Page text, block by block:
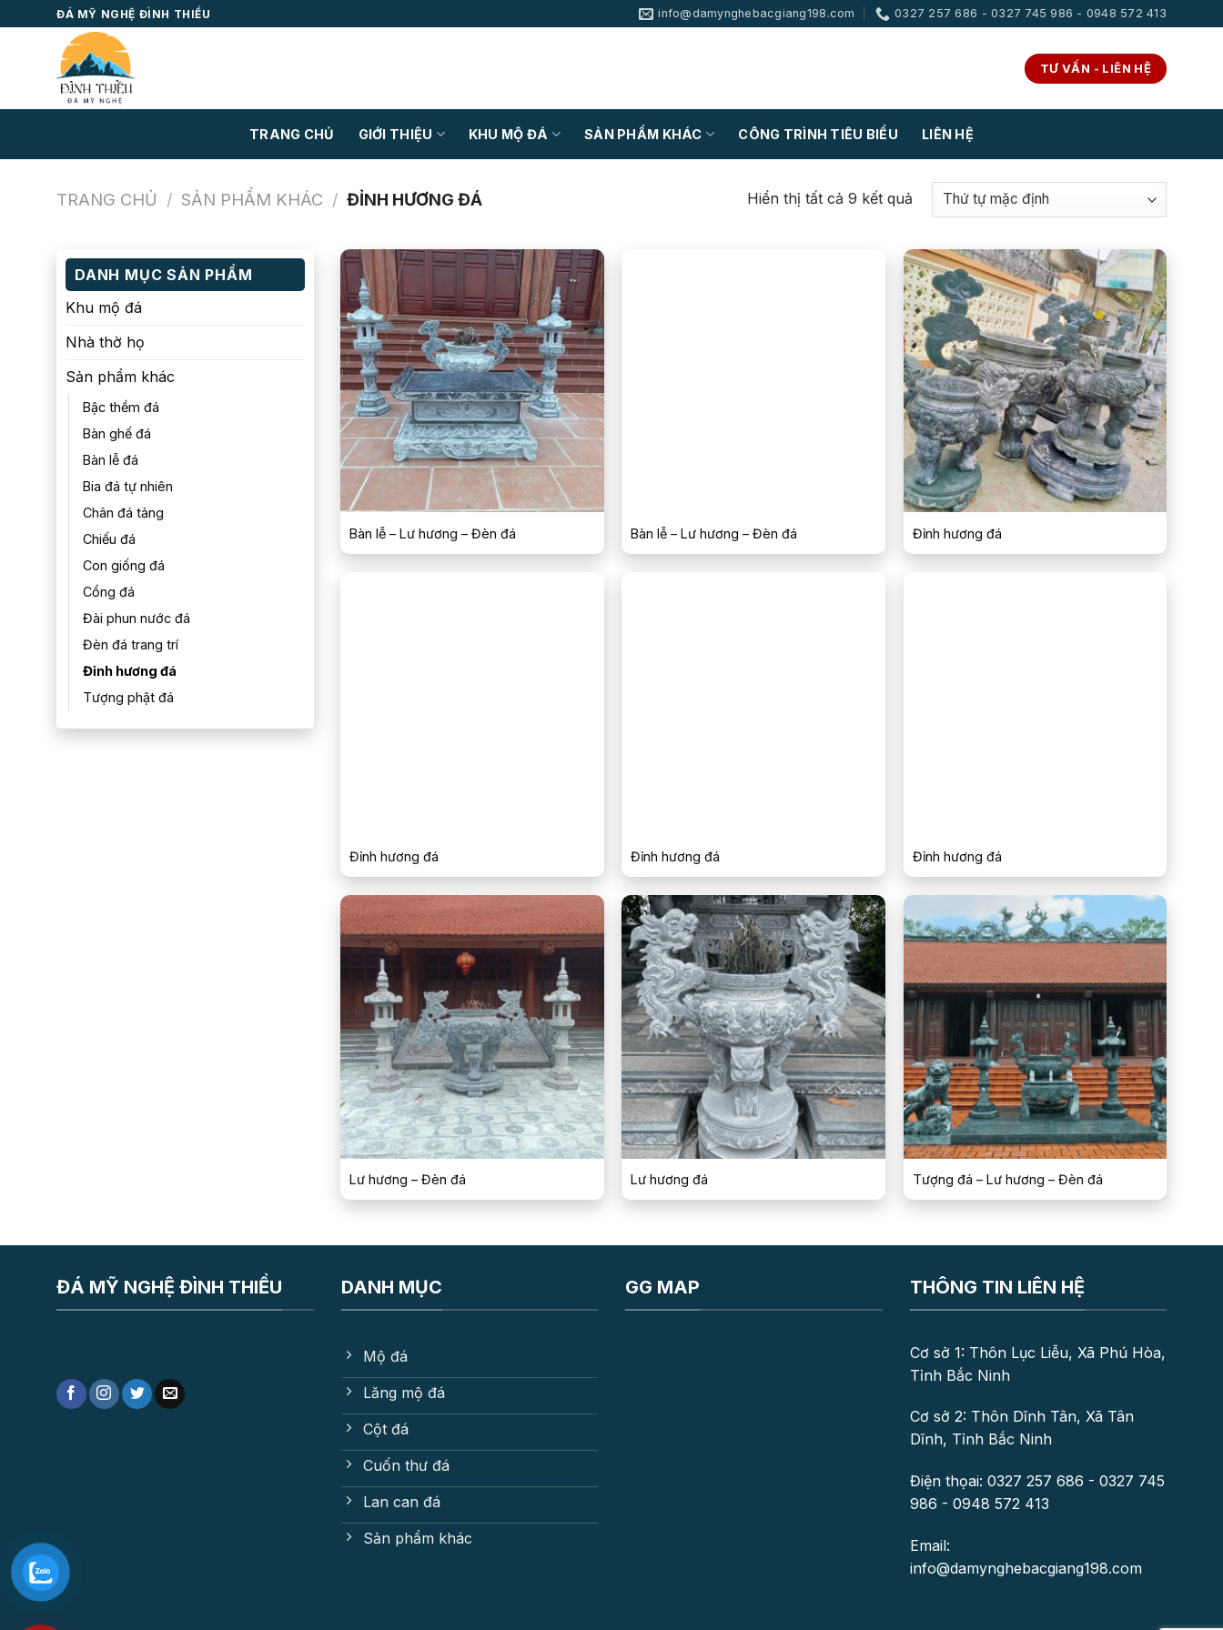
to
ĐÁ MỸ NGHỆ ĐÌNH THIỀU info@damynghebacgiang198.com 0327 257 686 - 0327 745 986 - 0948 572 413
TƯ VẤN - LIÊN HỆ
TRANG CHỦ GIỚI THIỆU KHU MỘ ĐÁ SẢN PHẨM KHÁC CÔNG TRÌNH TIÊU BIỂU LIÊN HỆ
TRANG CHỦ / SẢN PHẨM KHÁC / ĐỈNH HƯƠNG ĐÁ Hiển thị tất cả 9 kết quả
DANH MỤC SẢN PHẨM
Khu mộ đá
Nhà thờ họ
Sản phẩm khác
Bậc thềm đá
Bàn ghế đá
Bàn lễ đá
Bia đá tự nhiên
Chân đá tảng
Chiếu đá
Con giống đá
Cổng đá
Đài phun nước đá
Đèn đá trang trí
Đỉnh hương đá
Tượng phật đá
Bàn lễ – Lư hương – Đèn đá Bàn lễ – Lư hương – Đèn đá Đỉnh hương đá
Đỉnh hương đá Đỉnh hương đá Đỉnh hương đá
Lư hương – Đèn đá Lư hương đá Tượng đá – Lư hương – Đèn đá
ĐÁ MỸ NGHỆ ĐÌNH THIỀU DANH MỤC
Mộ đá
Lăng mộ đá
Cột đá
Cuốn thư đá
Lan can đá
Sản phẩm khác
GG MAP THÔNG TIN LIÊN HỆ
Cơ sở 1: Thôn Lục Liễu, Xã Phú Hòa,
Tỉnh Bắc Ninh
Cơ sở 2: Thôn Dĩnh Tân, Xã Tân
Dĩnh, Tỉnh Bắc Ninh
Điện thọai: 0327 257 686 - 0327 745
986 - 0948 572 413
Email:
info@damynghebacgiang198.com